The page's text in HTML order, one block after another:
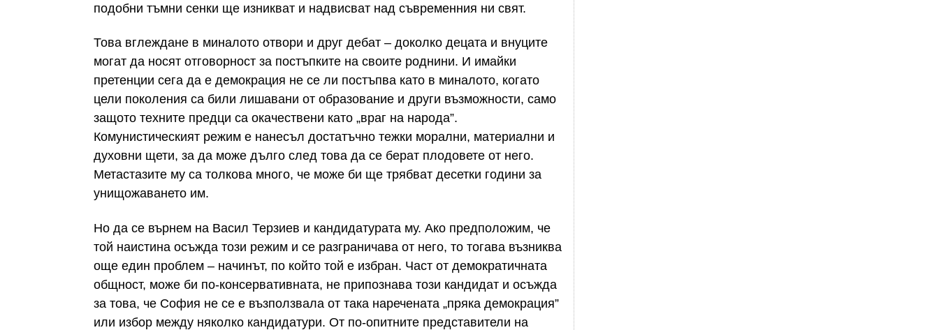
подобни тъмни сенки ще изникват и надвисват над съвременния ни свят.
Това вглеждане в миналото отвори и друг дебат – доколко децата и внуците
могат да носят отговорност за постъпките на своите роднини. И имайки
претенции сега да е демокрация не се ли постъпва като в миналото, когато
цели поколения са били лишавани от образование и други възможности, само
защото техните предци са окачествени като „враг на народа”.
Комунистическият режим е нанесъл достатъчно тежки морални, материални и
духовни щети, за да може дълго след това да се берат плодовете от него.
Метастазите му са толкова много, че може би ще трябват десетки години за
унищожаването им.
Но да се върнем на Васил Терзиев и кандидатурата му. Ако предположим, че
той наистина осъжда този режим и се разграничава от него, то тогава възниква
още един проблем – начинът, по който той е избран. Част от демократичната
общност, може би по-консервативната, не припознава този кандидат и осъжда
за това, че София не се е възползвала от така наречената „пряка демокрация”
или избор между няколко кандидатури. От по-опитните представители на